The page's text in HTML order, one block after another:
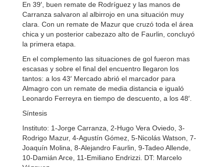
En 39′, buen remate de Rodríguez y las manos de
Carranza salvaron al albirrojo en una situación muy
clara. Con un remate de Mazur que cruzó toda el área
chica y un posterior cabezazo alto de Faurlin, concluyó
la primera etapa.
En el complemento las situaciones de gol fueron mas
escasas y sobre el final del encuentro llegaron los
tantos: a los 43′ Mercado abrió el marcador para
Almagro con un remate de media distancia e igualó
Leonardo Ferreyra en tiempo de descuento, a los 48′.
Síntesis
Instituto: 1-Jorge Carranza, 2-Hugo Vera Oviedo, 3-
Rodrigo Mazur, 4-Agustín Gómez, 5-Nicolás Watson, 7-
Joaquín Molina, 8-Alejandro Faurlin, 9-Tadeo Allende,
10-Damián Arce, 11-Emiliano Endrizzi. DT: Marcelo